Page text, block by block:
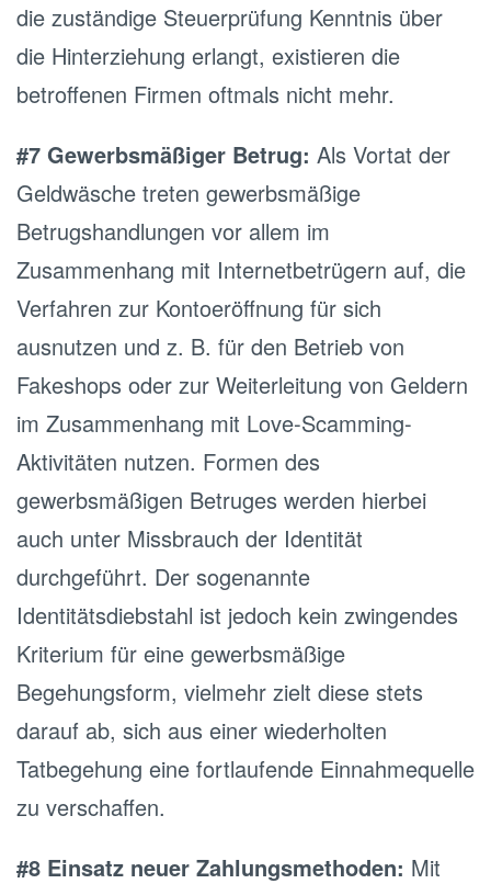
die zuständige Steuerprüfung Kenntnis über
die Hinterziehung erlangt, existieren die
betroffenen Firmen oftmals nicht mehr.
#7 Gewerbsmäßiger Betrug: Als Vortat der
Geldwäsche treten gewerbsmäßige
Betrugshandlungen vor allem im
Zusammenhang mit Internetbetrügern auf, die
Verfahren zur Kontoeröffnung für sich
ausnutzen und z. B. für den Betrieb von
Fakeshops oder zur Weiterleitung von Geldern
im Zusammenhang mit Love-Scamming-
Aktivitäten nutzen. Formen des
gewerbsmäßigen Betruges werden hierbei
auch unter Missbrauch der Identität
durchgeführt. Der sogenannte
Identitätsdiebstahl ist jedoch kein zwingendes
Kriterium für eine gewerbsmäßige
Begehungsform, vielmehr zielt diese stets
darauf ab, sich aus einer wiederholten
Tatbegehung eine fortlaufende Einnahmequelle
zu verschaffen.
#8 Einsatz neuer Zahlungsmethoden: Mit